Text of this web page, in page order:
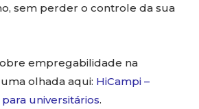
sem perder o controle da sua
empregabilidade na
olhada aqui: HiCampi –
universitários.